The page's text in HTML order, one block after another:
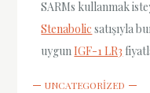
SARMs kullanmak
Stenabolic satışıyla
uygunIGF-1 LR3
UNCATEGORIZED